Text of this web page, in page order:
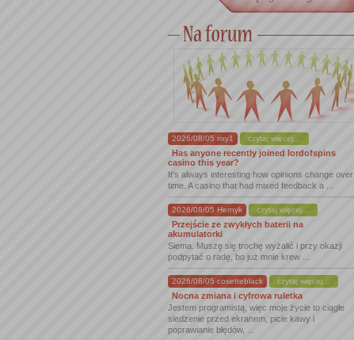
2026/08/05 rixy1 czytaj więcej...
Has anyone recently joined lordofspins
casino this year?
It's always interesting how opinions change over
time. A casino that had mixed feedback a ...
2026/08/05 Hernyk czytaj więcej...
Przejście ze zwykłych baterii na
akumulatorki
Siema. Muszę się trochę wyżalić i przy okazji
podpytać o radę, bo już mnie krew ...
2026/08/05 cosetteblack czytaj więcej...
Nocna zmiana i cyfrowa ruletka
Jestem programistą, więc moje życie to ciągłe
siedzenie przed ekranem, picie kawy i
poprawianie błędów, ...